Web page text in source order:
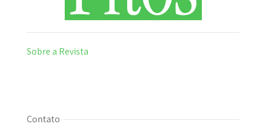
Sobre a Revista
Contato